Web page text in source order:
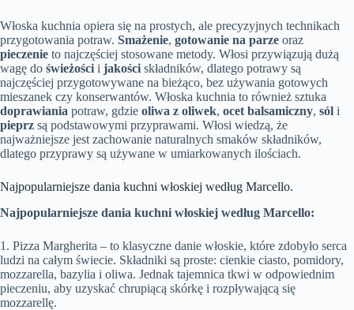
Włoska kuchnia opiera się na prostych, ale precyzyjnych technikach
przygotowania potraw. Smażenie, gotowanie na parze oraz
pieczenie to najczęściej stosowane metody. Włosi przywiązują dużą
wagę do świeżości i jakości składników, dlatego potrawy są
najczęściej przygotowywane na bieżąco, bez używania gotowych
mieszanek czy konserwantów. Włoska kuchnia to również sztuka
doprawiania potraw, gdzie oliwa z oliwek, ocet balsamiczny, sól i
pieprz są podstawowymi przyprawami. Włosi wiedzą, że
najważniejsze jest zachowanie naturalnych smaków składników,
dlatego przyprawy są używane w umiarkowanych ilościach.
Najpopularniejsze dania kuchni włoskiej według Marcello.
Najpopularniejsze dania kuchni włoskiej według Marcello:
1. Pizza Margherita – to klasyczne danie włoskie, które zdobyło serca
ludzi na całym świecie. Składniki są proste: cienkie ciasto, pomidory,
mozzarella, bazylia i oliwa. Jednak tajemnica tkwi w odpowiednim
pieczeniu, aby uzyskać chrupiącą skórkę i rozpływającą się
mozzarellę.